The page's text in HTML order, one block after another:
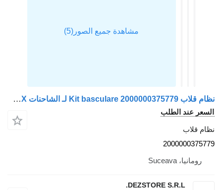
نظام قلاب Kit basculare 2000000375779 لـ الشاحنات MAN TGX
السعر عند الطلب
نظام قلاب
2000000375779
رومانيا، Suceava
DEZSTORE S.R.L.